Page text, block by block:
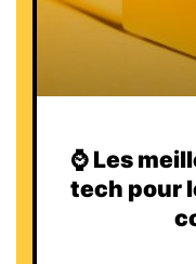
⌚️ Les
tech pour